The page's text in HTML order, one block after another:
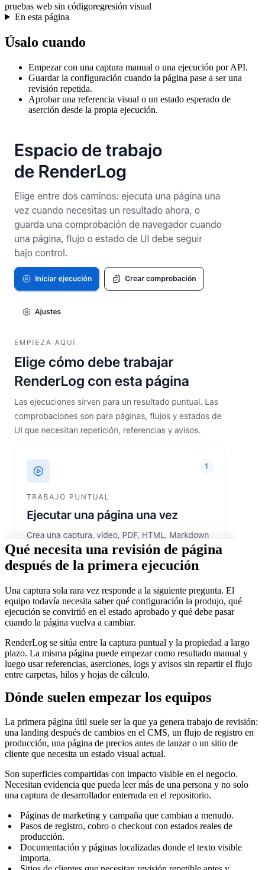
pruebas web sin códigoregresión visual
En esta página
Úsalo cuando
Empezar con una captura manual o una ejecución por API.
Guardar la configuración cuando la página pase a ser una
revisión repetida.
Aprobar una referencia visual o un estado esperado de
aserción desde la propia ejecución.
Qué necesita una revisión de página
después de la primera ejecución
Una captura sola rara vez responde a la siguiente pregunta. El
equipo todavía necesita saber qué configuración la produjo, qué
ejecución se convirtió en el estado aprobado y qué debe pasar
cuando la página vuelva a cambiar.
RenderLog se sitúa entre la captura puntual y la propiedad a largo
plazo. La misma página puede empezar como resultado manual y
luego usar referencias, aserciones, logs y avisos sin repartir el flujo
entre carpetas, hilos y hojas de cálculo.
Dónde suelen empezar los equipos
La primera página útil suele ser la que ya genera trabajo de revisión:
una landing después de cambios en el CMS, un flujo de registro en
producción, una página de precios antes de lanzar o un sitio de
cliente que necesita un estado visual actual.
Son superficies compartidas con impacto visible en el negocio.
Necesitan evidencia que pueda leer más de una persona y no solo
una captura de desarrollador enterrada en el repositorio.
Páginas de marketing y campaña que cambian a menudo.
Pasos de registro, cobro o checkout con estados reales de
producción.
Documentación y páginas localizadas donde el texto visible
importa.